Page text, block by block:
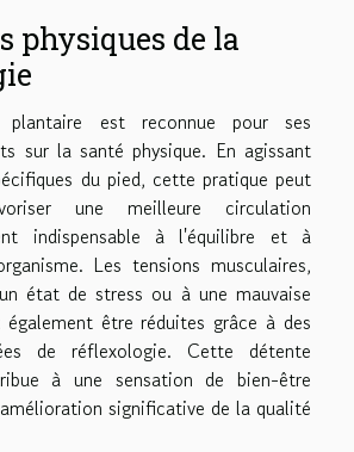
physiques de la
plantaire est reconnue pour ses
sur la santé physique. En agissant
du pied, cette pratique peut
une meilleure circulation
indispensable à l'équilibre et à
Les tensions musculaires,
état de stress ou à une mauvaise
également être réduites grâce à des
de réflexologie. Cette détente
à une sensation de bien-être
significative de la qualité